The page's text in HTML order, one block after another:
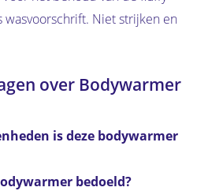
wasvoorschrift. Niet strijken en
over Bodywarmer
is deze bodywarmer
bedoeld?